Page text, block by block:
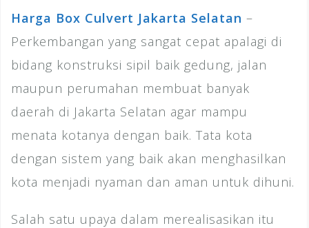
Harga Box Culvert Jakarta Selatan –
Perkembangan yang sangat cepat apalagi di
bidang konstruksi sipil baik gedung, jalan
maupun perumahan membuat banyak
daerah di Jakarta Selatan agar mampu
menata kotanya dengan baik. Tata kota
dengan sistem yang baik akan menghasilkan
kota menjadi nyaman dan aman untuk dihuni.
Salah satu upaya dalam merealisasikan itu